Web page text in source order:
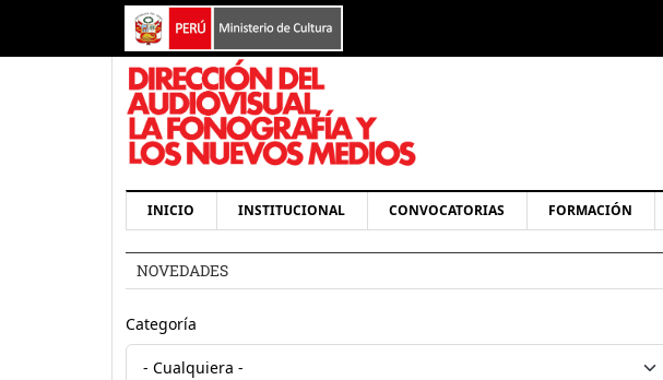
Pasar al contenido principal
Navegación principal
INICIO INSTITUCIONAL CONVOCATORIAS FORMACIÓN
NOVEDADES
Categoría